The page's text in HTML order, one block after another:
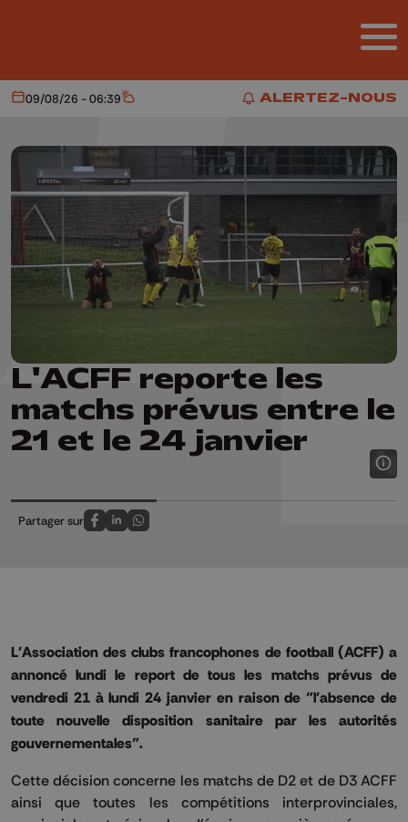
ALERTEZ-NOUS
ALERTEZ-NOUS
Aujourd'hui
09/08/26 - 06:39 Météo
L'ACFF reporte les
matchs prévus entre le
21 et le 24 janvier
Partager sur
Partagez sur FaceBook
Partagez sur LinkedIn
Partagez sur Whatsapp
L'Association des clubs francophones de football (ACFF) a
annoncé lundi le report de tous les matchs prévus de
vendredi 21 à lundi 24 janvier en raison de "l'absence de
toute nouvelle disposition sanitaire par les autorités
gouvernementales".
Cette décision concerne les matchs de D2 et de D3 ACFF
ainsi que toutes les compétitions interprovinciales,